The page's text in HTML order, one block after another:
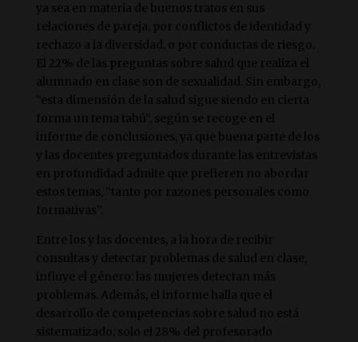
ya sea en materia de buenos tratos en sus
relaciones de pareja, por conflictos de identidad y
rechazo a la diversidad, o por conductas de riesgo.
El 22% de las preguntas sobre salud que realiza el
alumnado en clase son de sexualidad. Sin embargo,
“esta dimensión de la salud sigue siendo en cierta
forma un tema tabú”, según se recoge en el
informe de conclusiones, ya que buena parte de los
y las docentes preguntados durante las entrevistas
en profundidad admite que prefieren no abordar
estos temas, “tanto por razones personales como
formativas”.
Entre los y las docentes, a la hora de recibir
consultas y detectar problemas de salud en clase,
influye el género: las mujeres detectan más
problemas. Además, el informe halla que el
desarrollo de competencias sobre salud no está
sistematizado; solo el 28% del profesorado